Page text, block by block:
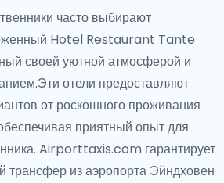
часто выбирают
Hotel Restaurant Tante
своей уютной атмосферой и
отели предоставляют
от роскошного проживания
приятный опыт для
Airporttaxis.com гарантирует
из аэропорта Эйндховен